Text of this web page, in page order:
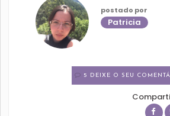
postado por
Patricia
5 DEIXE O SEU